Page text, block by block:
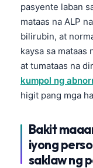
pasyente laban
mataas na ALP
bilirubin, at
kaysa sa mataas
at tumataas na
kumpol ng
higit pang mga
Bakit
iyong
saklaw ng